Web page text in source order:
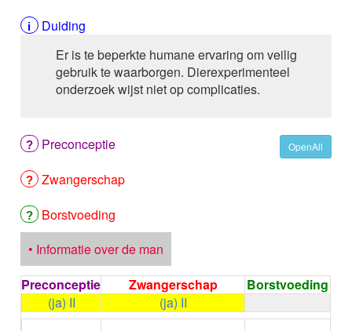
ALENDRONAAT/VIT D3
ALFA-1-PROTEINASEREMMER humaan
ALFENTANYL HCl
ALFUZOSINE
ALGINAAT Na / BICARBONAAT Na
ALGINAAT Na / Na BICARBONAAT / CALCIUM
CARBONAAT
ALGLUCOSIDASE alfa
ALIROCUMAB
ALITRETINOINE
ALIZAPRIDE
ALLOPURINOL
ALMOTRIPTAN
ALOGLIPTINE benzoaat
Duiding
Er is te beperkte humane ervaring om veilig
gebruik te waarborgen. Dierexperimenteel
onderzoek wijst niet op complicaties.
OpenAll
Preconceptie
Zwangerschap
Borstvoeding
• Informatie over de man
Preconceptie
Zwangerschap
Borstvoeding
(ja) II
(ja) II